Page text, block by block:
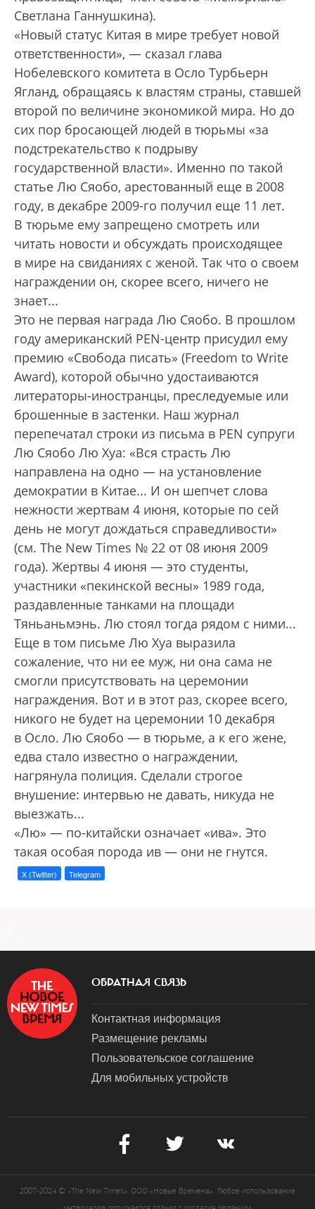
Светлана Ганнушкина).
«Новый статус Китая в мире требует новой
ответственности», — сказал глава
Нобелевского комитета в Осло Турбьерн
Ягланд, обращаясь к властям страны, ставшей
второй по величине экономикой мира. Но до
сих пор бросающей людей в тюрьмы «за
подстрекательство к подрыву
государственной власти». Именно по такой
статье Лю Сяобо, арестованный еще в 2008
году, в декабре 2009-го получил еще 11 лет.
В тюрьме ему запрещено смотреть или
читать новости и обсуждать происходящее
в мире на свиданиях с женой. Так что о своем
награждении он, скорее всего, ничего не
знает...
Это не первая награда Лю Сяобо. В прошлом
году американский PEN-центр присудил ему
премию «Свобода писать» (Freedom to Write
Award), которой обычно удостаиваются
литераторы-иностранцы, преследуемые или
брошенные в застенки. Наш журнал
перепечатал строки из письма в PEN супруги
Лю Сяобо Лю Хуа: «Вся страсть Лю
направлена на одно — на установление
демократии в Китае... И он шепчет слова
нежности жертвам 4 июня, которые по сей
день не могут дождаться справедливости»
(см. The New Times № 22 от 08 июня 2009
года). Жертвы 4 июня — это студенты,
участники «пекинской весны» 1989 года,
раздавленные танками на площади
Тяньаньмэнь. Лю стоял тогда рядом с ними...
Еще в том письме Лю Хуа выразила
сожаление, что ни ее муж, ни она сама не
смогли присутствовать на церемонии
награждения. Вот и в этот раз, скорее всего,
никого не будет на церемонии 10 декабря
в Осло. Лю Сяобо — в тюрьме, а к его жене,
едва стало известно о награждении,
нагрянула полиция. Сделали строгое
внушение: интервью не давать, никуда не
выезжать...
«Лю» — по-китайски означает «ива». Это
такая особая порода ив — они не гнутся.
X (Twitter) Telegram
ОБРАТНАЯ СВЯЗЬ
Контактная информация
Размещение рекламы
Пользовательское соглашение
Для мобильных устройств
2007-2024 © «The New Times». ООО «Новые Времена». Любое использование